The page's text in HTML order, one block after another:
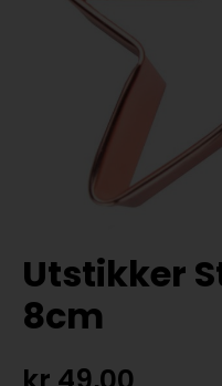
Utstikker
8cm